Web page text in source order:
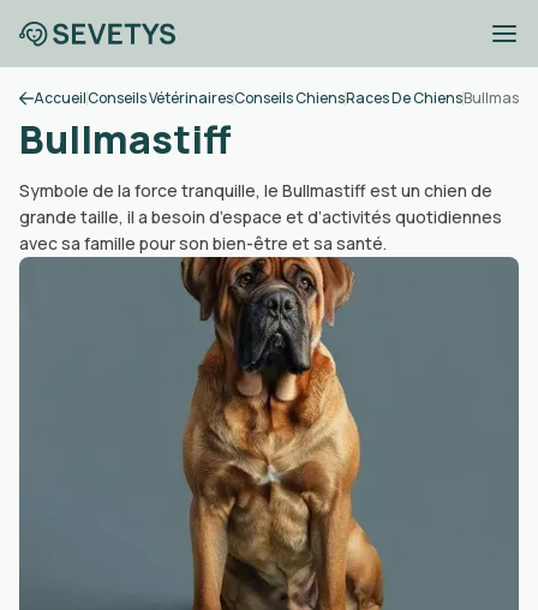
AccueilConseils VétérinairesConseils ChiensRaces De ChiensBullmastiff
Bullmastiff
Symbole de la force tranquille, le Bullmastiff est un chien de
grande taille, il a besoin d’espace et d’activités quotidiennes
avec sa famille pour son bien-être et sa santé.